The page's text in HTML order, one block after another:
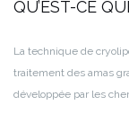
QU’EST-CE
La technique de
traitement des amas
développée par les